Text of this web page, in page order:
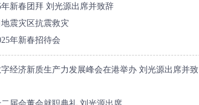
新春团拜 刘光源出席并致辞
震灾区抗震救灾
年新春招待会
经济新质生产力发展峰会在港举办 刘光源出席并致